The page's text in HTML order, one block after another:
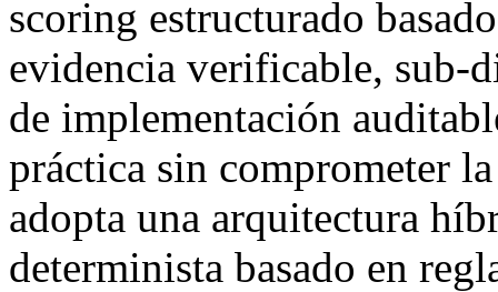
scoring estructurado
evidencia verificable, sub-
de implementación
práctica sin comprometer
adopta una arquitectura
determinista basado en